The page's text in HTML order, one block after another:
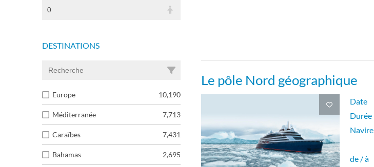
0
DESTINATIONS
Europe 10,190
Méditerranée 7,713
Caraïbes 7,431
Bahamas 2,695
Le pôle Nord géographique
Date
Durée
Navire
de / à